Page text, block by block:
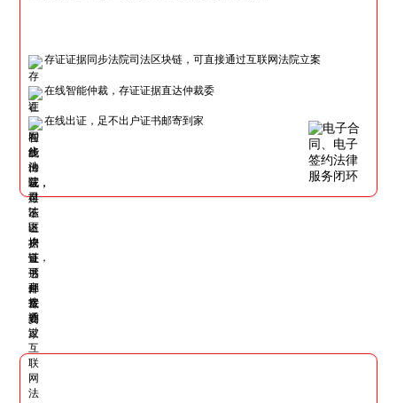
存证证据同步法院司法区块链，可直接通过互联网法院立案
在线智能仲裁，存证证据直达仲裁委
在线出证，足不出户证书邮寄到家